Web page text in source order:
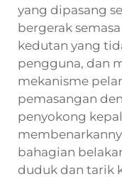
yang dipasang
bergerak
kedutan yang
pengguna, dan
mekanisme
pemasangan
penyokong
bahagian
duduk dan tarik